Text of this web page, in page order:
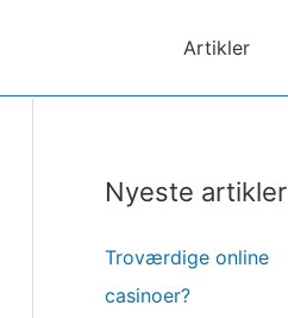
Artikler
Nyeste artikler
Troværdige online
casinoer?